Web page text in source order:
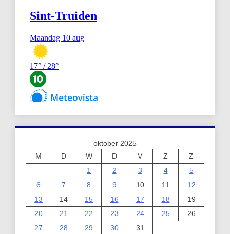
oktober 2025
M
D W D V Z
Z
1
2 3 4
5
6
7 8 9 10 11
12
13
14 15 16 17 18
19
20
21 22 23 24 25
26
27
28 29 30 31